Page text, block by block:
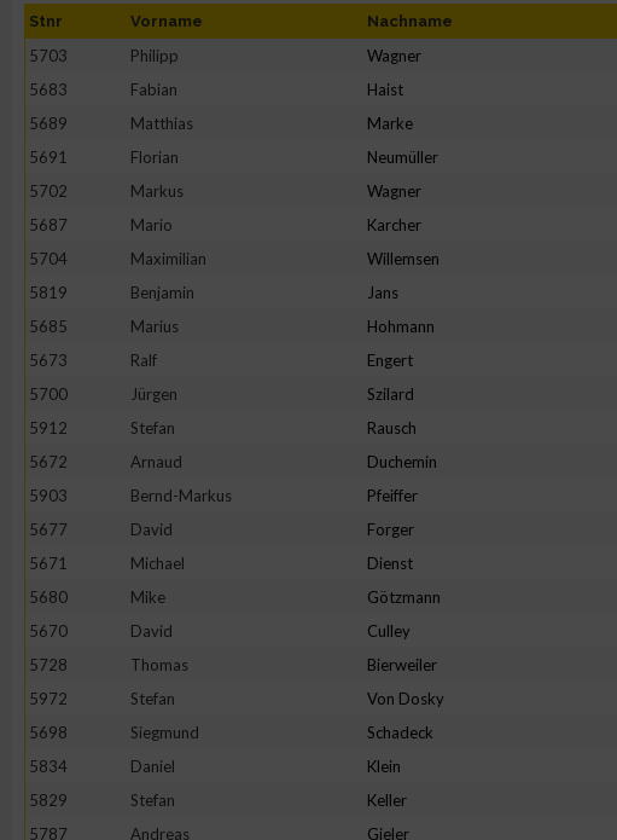
Stnr Vorname Nachname
5703 Philipp Wagner
5683
Fabian Haist
5689
Matthias Marke
5691
Florian Neumüller
5702
Markus Wagner
5687
Mario Karcher
5704
Maximilian Willemsen
5819
Benjamin Jans
5685
Marius Hohmann
5673
Ralf Engert
5700
Jürgen Szilard
5912
Stefan Rausch
5672
Arnaud Duchemin
5903
Bernd-Markus Pfeiffer
5677
David Forger
5671
Michael Dienst
5680
Mike Götzmann
5670
David Culley
5728
Thomas Bierweiler
5972
Stefan Von Dosky
5698
Siegmund Schadeck
5834
Daniel Klein
5829
Stefan Keller
5787
Andreas Gieler